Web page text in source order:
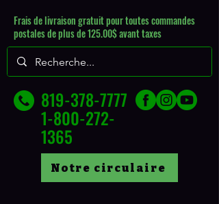
Frais de livraison gratuit pour toutes commandes
postales de plus de 125.00$ avant taxes
819-378-7777
1-800-272-
1365
Notre circulaire